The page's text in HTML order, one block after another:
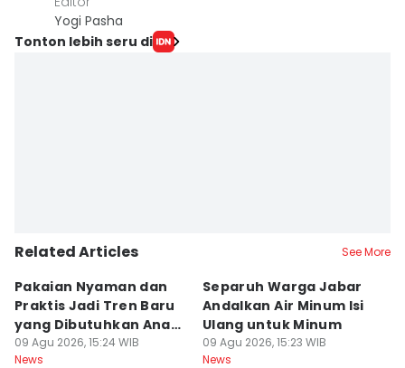
Yogi Pasha
Tonton lebih seru di
Related Articles See More
Pakaian Nyaman dan
Praktis Jadi Tren Baru
yang Dibutuhkan Anak
Muda
09 Agu 2026, 15:24 WIB
News
Separuh Warga Jabar
Andalkan Air Minum Isi
Ulang untuk Minum
09 Agu 2026, 15:23 WIB
News